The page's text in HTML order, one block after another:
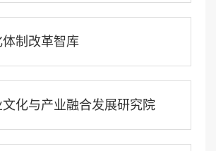
制改革智库
化与产业融合发展研究院